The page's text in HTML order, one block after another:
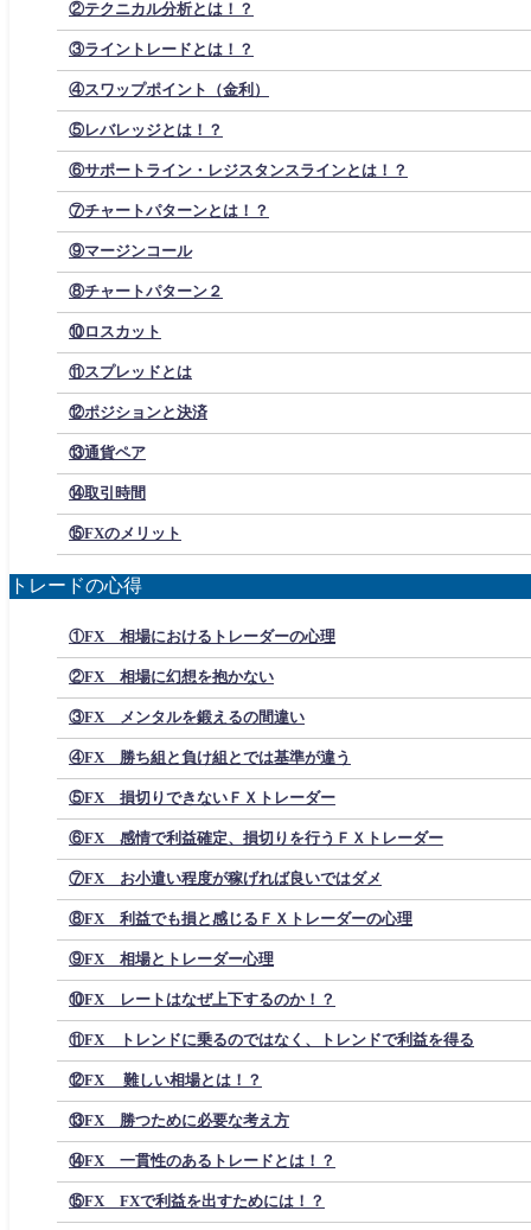
②テクニカル分析とは！？
③ライントレードとは！？
④スワップポイント（金利）
⑤レバレッジとは！？
⑥サポートライン・レジスタンスラインとは！？
⑦チャートパターンとは！？
⑨マージンコール
⑧チャートパターン２
⑩ロスカット
⑪スプレッドとは
⑫ポジションと決済
⑬通貨ペア
⑭取引時間
⑮FXのメリット
トレードの心得
①FX 相場におけるトレーダーの心理
②FX 相場に幻想を抱かない
③FX メンタルを鍛えるの間違い
④FX 勝ち組と負け組とでは基準が違う
⑤FX 損切りできないＦＸトレーダー
⑥FX 感情で利益確定、損切りを行うＦＸトレーダー
⑦FX お小遣い程度が稼げれば良いではダメ
⑧FX 利益でも損と感じるＦＸトレーダーの心理
⑨FX 相場とトレーダー心理
⑩FX レートはなぜ上下するのか！？
⑪FX トレンドに乗るのではなく、トレンドで利益を得る
⑫FX 難しい相場とは！？
⑬FX 勝つために必要な考え方
⑭FX 一貫性のあるトレードとは！？
⑮FX FXで利益を出すためには！？